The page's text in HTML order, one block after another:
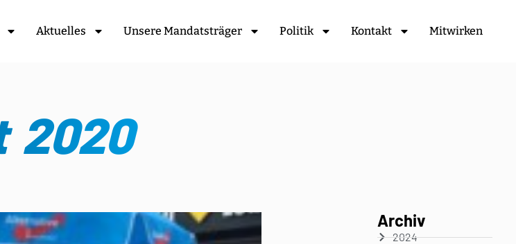
Aktuelles Unsere Mandatsträger Politik Kontakt Mitwirken
2020
Archiv
2024